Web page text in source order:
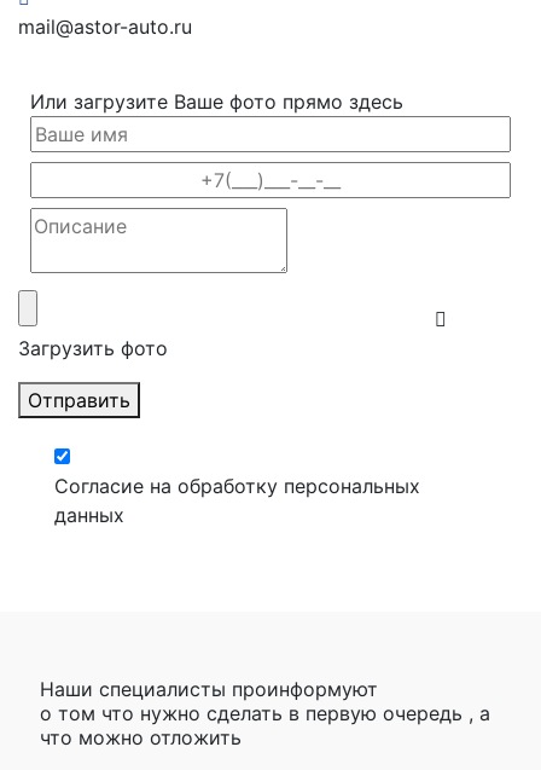
mail@astor-auto.ru
Или загрузите Ваше фото прямо здесь
Загрузить фото
Отправить
Согласие на обработку персональных
данных
Наши специалисты проинформуют
о том что нужно сделать в первую очередь , а
что можно отложить